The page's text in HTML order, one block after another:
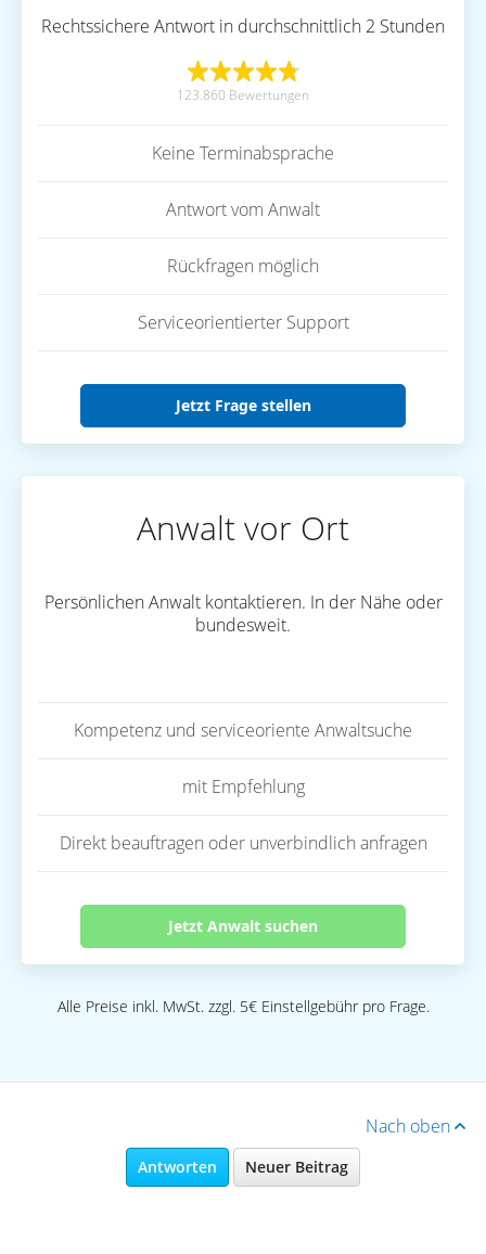
Rechtssichere Antwort in durchschnittlich 2 Stunden
123.860 Bewertungen
Keine Terminabsprache
Antwort vom Anwalt
Rückfragen möglich
Serviceorientierter Support
Jetzt Frage stellen
Anwalt vor Ort
Persönlichen Anwalt kontaktieren. In der Nähe oder
bundesweit.
Kompetenz und serviceoriente Anwaltsuche
mit Empfehlung
Direkt beauftragen oder unverbindlich anfragen
Jetzt Anwalt suchen
Alle Preise inkl. MwSt. zzgl. 5€ Einstellgebühr pro Frage.
Nach oben
Antworten Neuer Beitrag